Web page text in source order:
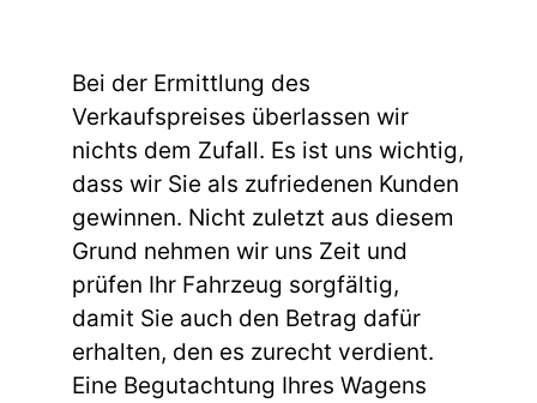
Bei der Ermittlung des
Verkaufspreises überlassen wir
nichts dem Zufall. Es ist uns wichtig,
dass wir Sie als zufriedenen Kunden
gewinnen. Nicht zuletzt aus diesem
Grund nehmen wir uns Zeit und
prüfen Ihr Fahrzeug sorgfältig,
damit Sie auch den Betrag dafür
erhalten, den es zurecht verdient.
Eine Begutachtung Ihres Wagens